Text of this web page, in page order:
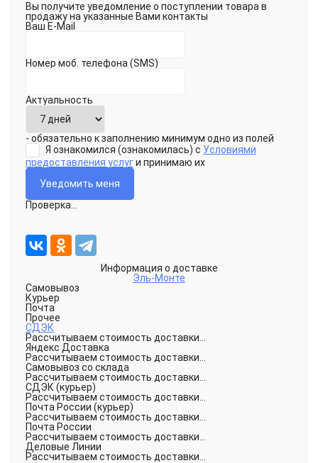
Вы получите уведомление о поступлении товара в
продажу на указанные Вами контакты
Ваш E-Mail
Номер моб. телефона (SMS)
Актуальность
- обязательно к заполнению минимум одно из полей
Я ознакомился (ознакомилась) с Условиями
предоставления услуги принимаю их
Проверка...
Информация о доставке
Эль-Монте
Самовывоз
Курьер
Почта
Прочее
СДЭК
Рассчитываем стоимость доставки...
Яндекс Доставка
Рассчитываем стоимость доставки...
Самовывоз со склада
Рассчитываем стоимость доставки...
СДЭК (курьер)
Рассчитываем стоимость доставки...
Почта России (курьер)
Рассчитываем стоимость доставки...
Почта России
Рассчитываем стоимость доставки...
Деловые Линии
Рассчитываем стоимость доставки...